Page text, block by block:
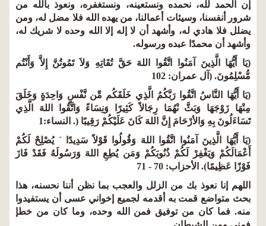
إن الحمد لله، نحمده ونستعينه، ونستغفره، ونعوذ بالله من
شرور أنفسنا، وسيئات أعمالنا، من يهده الله فلا مضل له، ومن
يضلل فلا هادي له، وأشهد أن لا إله إلا الله وحده لا شريك له،
وأشهد أن محمدًا عبده ورسوله.
(يَا أَيُّهَا الَّذِينَ آمَنُوا اتَّقُوا اللهَ حَقَّ تُقَاتِهِ وَلاَ تَمُوتُنَّ إِلاَّ وَأَنْتُم
مُّسْلِمُونَ. (آل عمران: 102
(يَا أَيُّهَا النَّاسُ اتَّقُوا رَبَّكُمُ الَّذِي خَلَقَكُم مِّن نَّفْسٍ وَاحِدَةٍ وَخَلَقَ
مِنْهَا زَوْجَهَا وَبَثَّ نْهُمَا رِجَالاً كَثِيرًا وَنِسَاءً وَاتَّقُوا اللهَ الَّذِي
تَسَاءَلُونَ بِهِ وَالأرْحَامَ إِنَّ اللهَ كَانَ عَلَيْكُمْ رَقِيبًا (. النساء:1
(يَا أَيُّهَا الَّذِينَ آمَنُوا اتَّقُوا اللهَ وَقُولُوا قَوْلاً سَدِيدًا ` يُصْلِحْ لَكُمْ
أَعْمَالَكُمْ وَيَغْفِرْ لَكُمْ ذُنُوبَكُمْ وَمَن يُطِعِ اللهَ وَرَسُولَهُ فَقَدْ فَازَ
فَوْزًا عَظِيمًا). الأحزاب: 70 - 71
اللهم إنا نعوذ بك من الزلل والعجب بما نظن أننا نحسنه، هذا
بحث متواضع قمت به أقدمه لجميع إخواني عسى أن يستفيدوا
منه. فما كان من توفيق فمن الله وحده، وما كان من خطإ